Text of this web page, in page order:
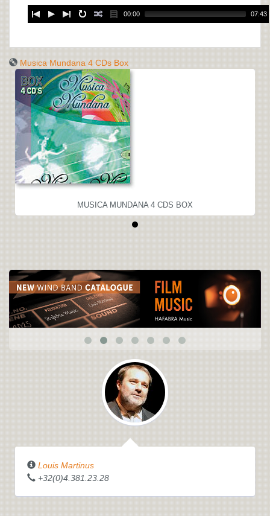
00:00 07:43
Musica Mundana 4 CDs Box
MUSICA MUNDANA 4 CDS BOX
Louis Martinus
+32(0)4.381.23.28